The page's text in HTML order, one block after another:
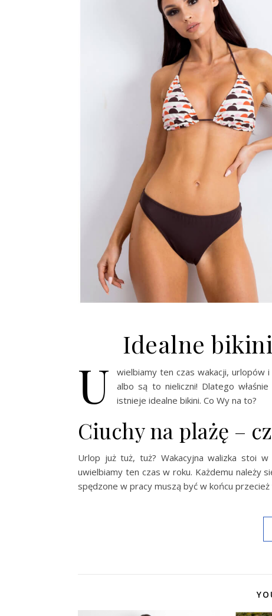
Idealne
U
wielbiamy ten czas wakacji, urlopów
albo są to nieliczni! Dlatego
istnieje idealne bikini. Co Wy na to?
Ciuchy na plażę –
Urlop już tuż, tuż? Wakacyjna walizka stoi
uwielbiamy ten czas w roku. Każdemu należy
spędzone w pracy muszą być w końcu